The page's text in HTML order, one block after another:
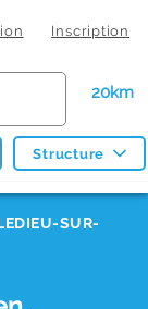
Inscription
20km
Structure
SUR-